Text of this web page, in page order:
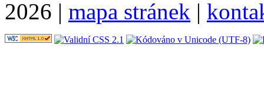
2026 | mapa stránek |